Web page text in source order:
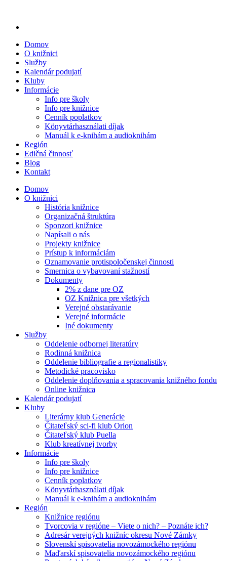
Domov
O knižnici
Služby
Kalendár podujatí
Kluby
Informácie
Info pre školy
Info pre knižnice
Cenník poplatkov
Könyvtárhasználati díjak
Manuál k e-knihám a audioknihám
Región
Edičná činnosť
Blog
Kontakt
Domov
O knižnici
História knižnice
Organizačná štruktúra
Sponzori knižnice
Napísali o nás
Projekty knižnice
Prístup k informáciám
Oznamovanie protispoločenskej činnosti
Smernica o vybavovaní stažností
Dokumenty
2% z dane pre OZ
OZ Knižnica pre všetkých
Verejné obstarávanie
Verejné informácie
Iné dokumenty
Služby
Oddelenie odbornej literatúry
Rodinná knižnica
Oddelenie bibliografie a regionalistiky
Metodické pracovisko
Oddelenie doplňovania a spracovania knižného fondu
Online knižnica
Kalendár podujatí
Kluby
Literárny klub Generácie
Čitateľský sci-fi klub Orion
Čitateľský klub Puella
Klub kreatívnej tvorby
Informácie
Info pre školy
Info pre knižnice
Cenník poplatkov
Könyvtárhasználati díjak
Manuál k e-knihám a audioknihám
Región
Knižnice regiónu
Tvorcovia v regióne – Viete o nich? – Poznáte ich?
Adresár verejných knižníc okresu Nové Zámky
Slovenskí spisovatelia novozámockého regiónu
Maďarskí spisovatelia novozámockého regiónu